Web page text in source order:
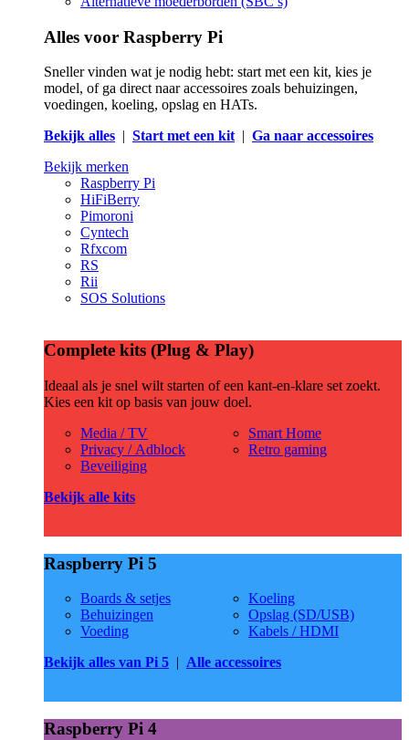
Alles voor Raspberry Pi
Sneller vinden wat je nodig hebt: start met een kit, kies je
model, of ga direct naar accessoires zoals behuizingen,
voedingen, koeling, opslag en HATs.
Bekijk alles | Start met een kit| Ga naar accessoires
Bekijk merken
Raspberry Pi
HiFiBerry
Pimoroni
Cyntech
Rfxcom
RS
Rii
SOS Solutions
Complete kits (Plug & Play)
Ideaal als je snel wilt starten of een kant-en-klare set zoekt.
Kies een kit op basis van jouw doel.
Media / TV
Privacy / Adblock
Beveiliging
Smart Home
Retro gaming
Bekijk alle kits
Raspberry Pi 5
Boards & setjes
Behuizingen
Voeding
Koeling
Opslag (SD/USB)
Kabels / HDMI
Bekijk alles van Pi 5 | Alle accessoires
Raspberry Pi 4